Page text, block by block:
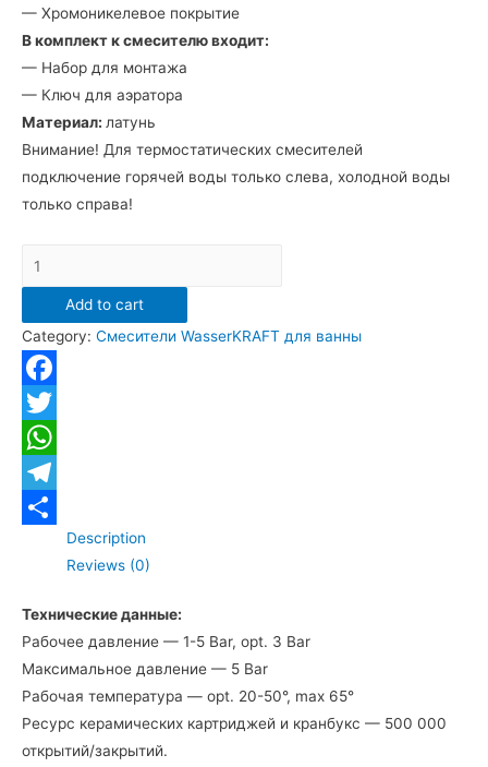
— Хромоникелевое покрытие
В комплект к смесителю входит:
— Набор для монтажа
— Ключ для аэратора
Материал: латунь
Внимание! Для термостатических смесителей
подключение горячей воды только слева, холодной воды
только справа!
Смеситель
термостатический
WasserKRAFT
Berkel
4811
для
ванны
с
коротким
изливом
quantity
Add to cart
Category: Смесители WasserKRAFT для ванны
Facebook
Twitter
WhatsApp
Telegram
ОтправитьDescription
Reviews (0)
Технические данные:
Рабочее давление — 1-5 Bar, opt. 3 Bar
Максимальное давление — 5 Bar
Рабочая температура — opt. 20-50°, max 65°
Ресурс керамических картриджей и кранбукс — 500 000
открытий/закрытий.